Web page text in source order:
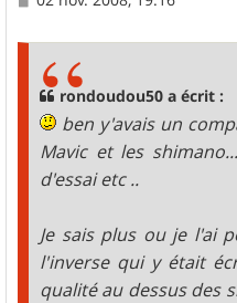
rondoudou50 a écrit :
ben y'avais un
Mavic et les
d'essai etc ..
Je sais plus ou je l'ai
l'inverse qui y était
qualité au dessus des